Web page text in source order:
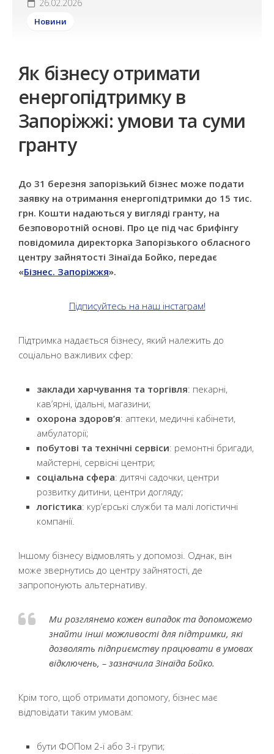
26.02.2026
Новини
Як бізнесу отримати
енергопідтримку в
Запоріжжі: умови та суми
гранту
До 31 березня запорізький бізнес може подати
заявку на отримання енергопідтримки до 15 тис.
грн. Кошти надаються у вигляді гранту, на
безповоротній основі. Про це під час брифінгу
повідомила директорка Запорізького обласного
центру зайнятості Зінаїда Бойко, передає
«Бізнес. Запоріжжя».
Підписуйтесь на наш інстаграм!
Підтримка надається бізнесу, який належить до
соціально важливих сфер:
заклади харчування та торгівля: пекарні,
кав’ярні, їдальні, магазини;
охорона здоров’я: аптеки, медичні кабінети,
амбулаторії;
побутові та технічні сервіси: ремонтні бригади,
майстерні, сервісні центри;
соціальна сфера: дитячі садочки, центри
розвитку дитини, центри догляду;
логістика: кур’єрські служби та малі логістичні
компанії.
Іншому бізнесу відмовлять у допомозі. Однак, він
може звернутись до центру зайнятості, де
запропонують альтернативу.
Ми розглянемо кожен випадок та допоможемо
знайти інші можливості для підтримки, які
дозволять підприємству працювати в умовах
відключень, – зазначила Зінаїда Бойко.
Крім того, щоб отримати допомогу, бізнес має
відповідати таким умовам:
бути ФОПом 2-ї або 3-ї групи;